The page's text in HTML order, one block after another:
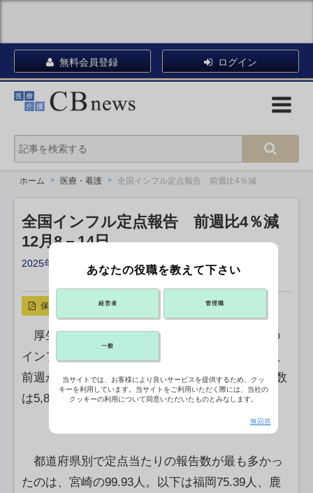
無料会員登録 ログイン
ホーム 医療・看護 全国インフル定点報告 前週比4％減
全国インフル定点報告 前週比4％減
12月8－14日
2025年12月19日 17:05
リンクをコピー X ポスト
保存
厚生労働省は19日、第50週（12月8－14日）の
インフルエンザの定点当たり報告数が36.96人で、
前週から4.0％減少したと発表した。感染者の総数
は5,880人減の14万2,434人。
都道府県別で定点当たりの報告数が最も多かっ
たのは、宮崎の99.93人。以下は福岡75.39人、鹿
あなたの役職を教えて下さい
経営者 管理職
一般
当サイトでは、お客様により良いサービスを提供するため、クッ
キーを利用しています。当サイトをご利用いただく際には、当社の
クッキーの利用について同意いただいたものとみなします。
無回答